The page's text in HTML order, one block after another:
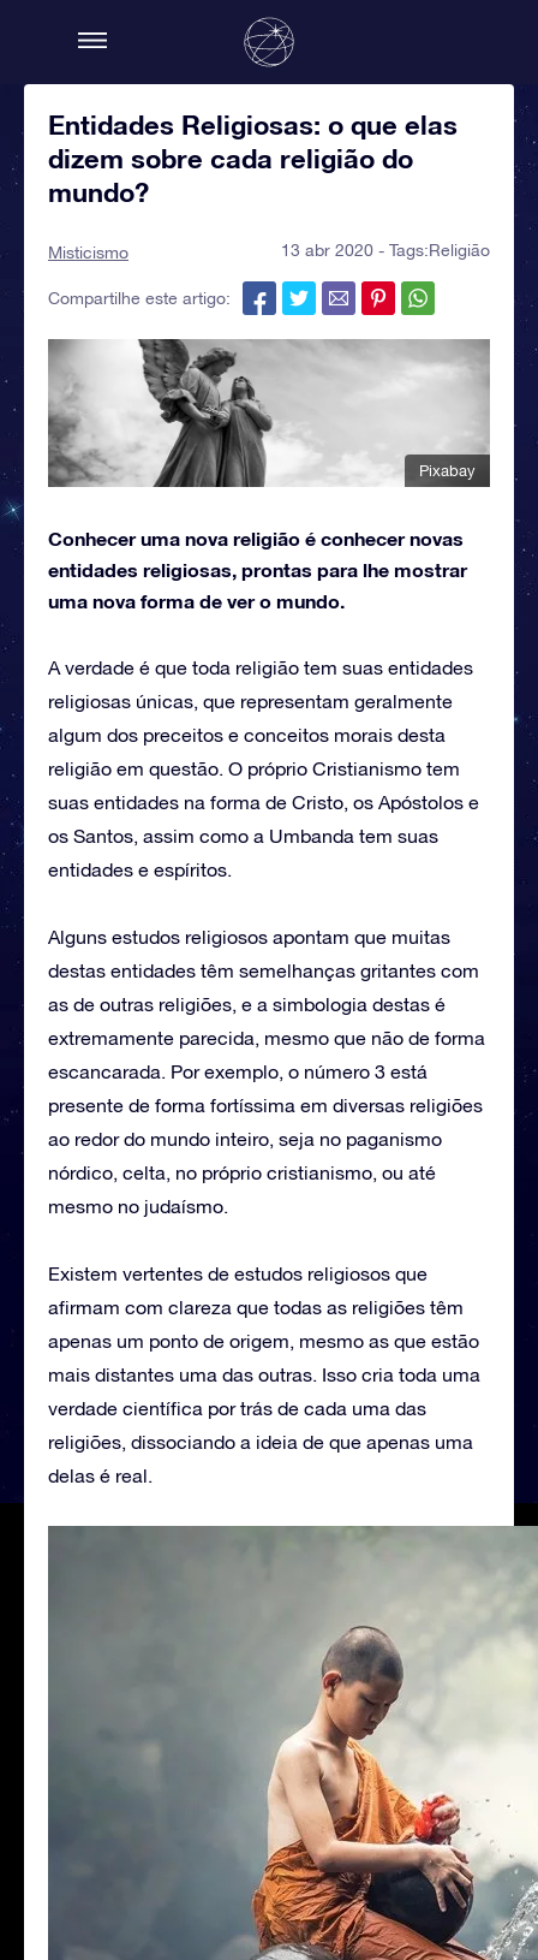
Entidades Religiosas: o que elas
dizem sobre cada religião do
mundo?
Misticismo 13 abr 2020 - Tags:Religião
Compartilhe este artigo:
Pixabay
Conhecer uma nova religião é conhecer novas
entidades religiosas, prontas para lhe mostrar
uma nova forma de ver o mundo.
A verdade é que toda religião tem suas entidades
religiosas únicas, que representam geralmente
algum dos preceitos e conceitos morais desta
religião em questão. O próprio Cristianismo tem
suas entidades na forma de Cristo, os Apóstolos e
os Santos, assim como a Umbanda tem suas
entidades e espíritos.
Alguns estudos religiosos apontam que muitas
destas entidades têm semelhanças gritantes com
as de outras religiões, e a simbologia destas é
extremamente parecida, mesmo que não de forma
escancarada. Por exemplo, o número 3 está
presente de forma fortíssima em diversas religiões
ao redor do mundo inteiro, seja no paganismo
nórdico, celta, no próprio cristianismo, ou até
mesmo no judaísmo.
Existem vertentes de estudos religiosos que
afirmam com clareza que todas as religiões têm
apenas um ponto de origem, mesmo as que estão
mais distantes uma das outras. Isso cria toda uma
verdade científica por trás de cada uma das
religiões, dissociando a ideia de que apenas uma
delas é real.